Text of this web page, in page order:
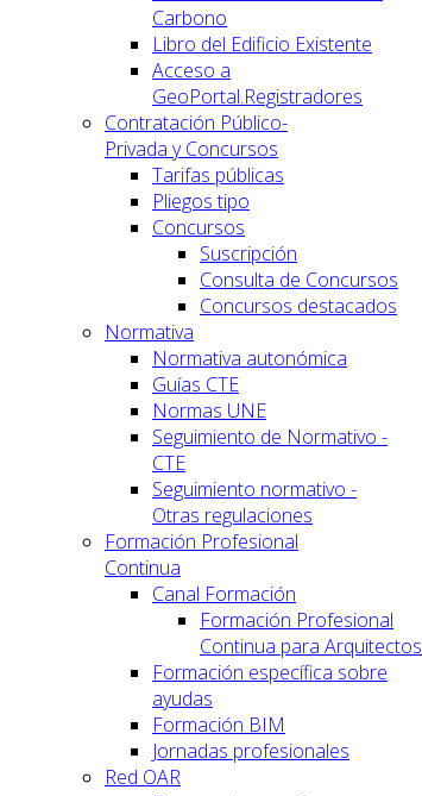
Carbono
Libro del Edificio Existente
Acceso a
GeoPortal.Registradores
Contratación Público-
Privada y Concursos
Tarifas públicas
Pliegos tipo
Concursos
Suscripción
Consulta de Concursos
Concursos destacados
Normativa
Normativa autonómica
Guías CTE
Normas UNE
Seguimiento de Normativo -
CTE
Seguimiento normativo -
Otras regulaciones
Formación Profesional
Continua
Canal Formación
Formación Profesional
Continua para Arquitectos
Formación específica sobre
ayudas
Formación BIM
Jornadas profesionales
Red OAR